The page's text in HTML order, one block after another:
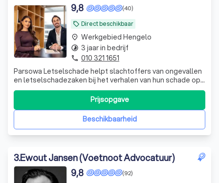
local_offer Direct beschikbaar
(40)
9,8
Parsowa Letselschade helpt slachtoffers van ongevallen
en letselschadezaken bij het verhalen van hun schade op
de aansprakelijke partij. Wij begrijpen dat een ongeval of
ingrijpende gebeurtenis niet alleen lichamelijke en
emotionele gevolgen heeft, maar ook financiële
onzekerheid kan veroorzaken. Da
Beschikbaarheid
Prijsopgave
place Werkgebied Hengelo
timelapse 3 jaar in bedrijf
phone 010 321 1651
3.Ewout Jansen (Voetnoot Advocatuur)
(92)
9,8